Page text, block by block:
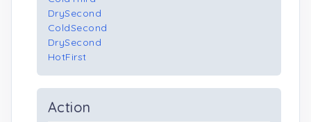
DrySecond
ColdSecond
DrySecond
HotFirst
Action